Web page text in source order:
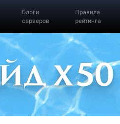
Блоги
серверов
Правила
рейтинга